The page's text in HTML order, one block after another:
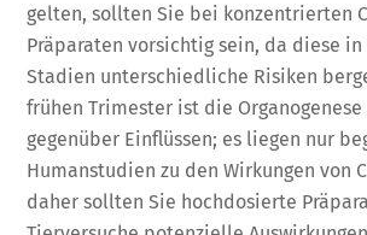
gelten, sollten Sie bei konzentrierten
Präparaten vorsichtig sein, da diese
Stadien unterschiedliche Risiken
frühen Trimester ist die
gegenüber Einflüssen; es liegen nur
Humanstudien zu den Wirkungen von
daher sollten Sie hochdosierte